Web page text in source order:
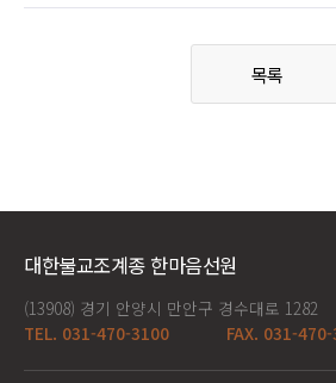
목록
대한불교조계종 한마음선원
(13908) 경기 안양시 만안구 경수대로 1282
TEL. 031-470-3100
FAX. 031-